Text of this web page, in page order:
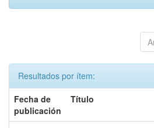
Resultados por ítem:
Fecha de
publicación
Título